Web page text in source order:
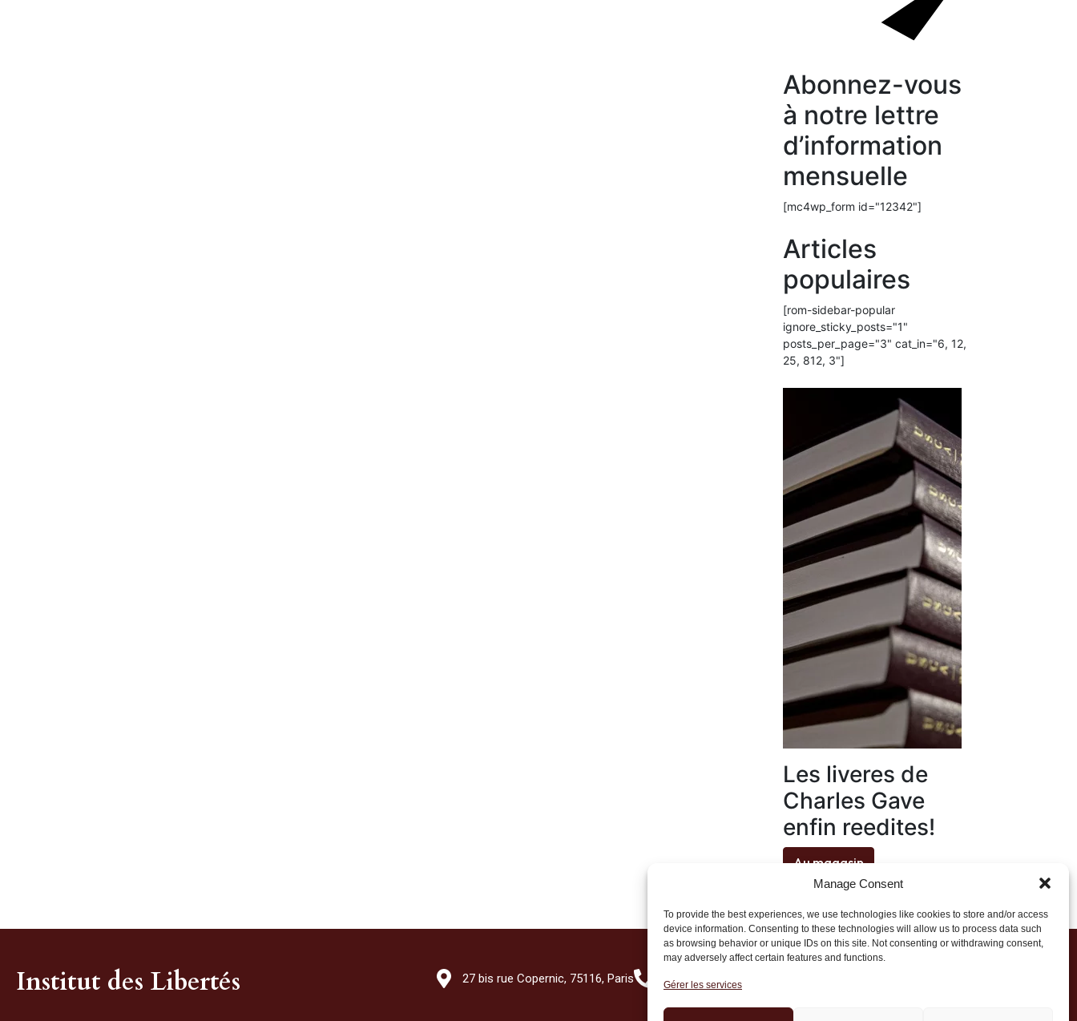
Manage Consent
To provide the best experiences, we use technologies like cookies to store and/or access
device information. Consenting to these technologies will allow us to process data such
as browsing behavior or unique IDs on this site. Not consenting or withdrawing consent,
may adversely affect certain features and functions.
Gérer les services
Abonnez-vous
à notre lettre
d’information
mensuelle
[mc4wp_form id="12342"]
Articles
populaires
[rom-sidebar-popular
ignore_sticky_posts="1"
posts_per_page="3" cat_in="6, 12,
25, 812, 3"]
Les liveres de
Charles Gave
enfin reedites!
Au magasin
Institut des Libertés 27 bis rue Copernic, 75116, Paris +33 (0)1 71 20 45 39